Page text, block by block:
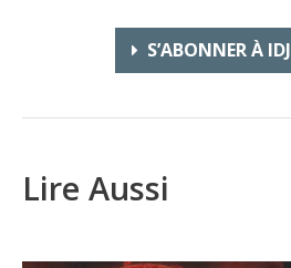
S’ABONNER À IDJ
Lire Aussi